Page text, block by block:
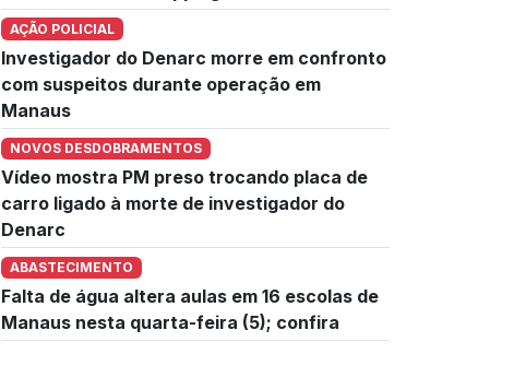
AÇÃO POLICIAL
Investigador do Denarc morre em confronto
com suspeitos durante operação em
Manaus
NOVOS DESDOBRAMENTOS
Vídeo mostra PM preso trocando placa de
carro ligado à morte de investigador do
Denarc
ABASTECIMENTO
Falta de água altera aulas em 16 escolas de
Manaus nesta quarta-feira (5); confira